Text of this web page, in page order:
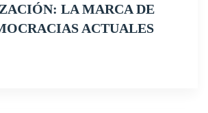
LA MARCA DE
ACTUALES